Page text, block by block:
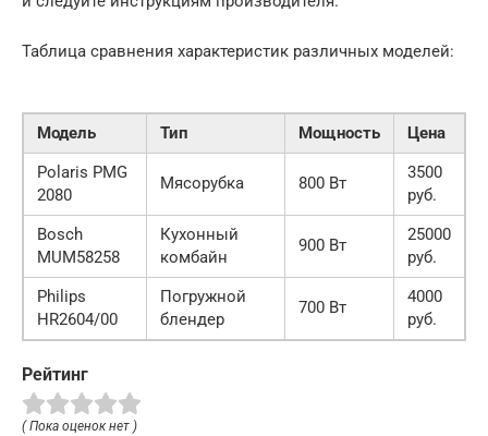
Таблица сравнения характеристик различных моделей:
Модель Тип Мощность
Цена
Polaris PMG
2080
Мясорубка 800 Вт
3500
руб.
Bosch
MUM58258
Кухонный
комбайн
900 Вт
25000
руб.
Philips
HR2604/00
Погружной
блендер
700 Вт
4000
руб.
Рейтинг
( Пока оценок нет )